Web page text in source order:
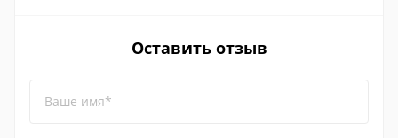
Оставить отзыв
Ваше имя*